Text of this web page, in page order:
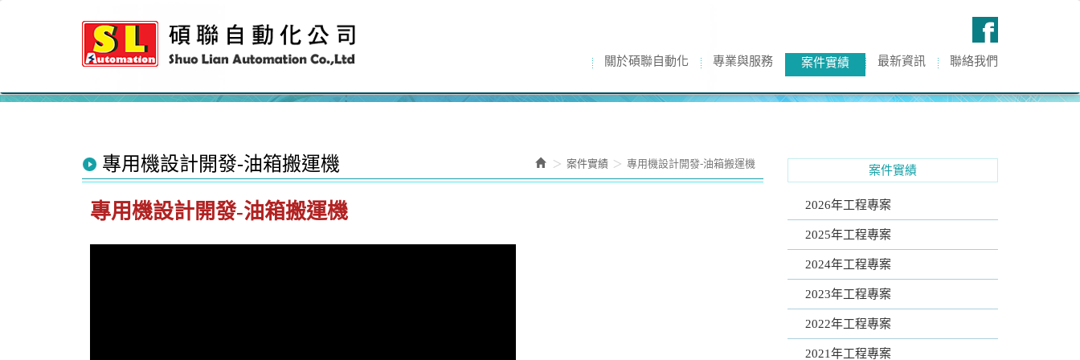
關於碩聯自動化 專業與服務 案件實績 最新資訊 聯絡我們
案件實績 專用機設計開發-油箱搬運機
專用機設計開發-油箱搬運機
專用機設計開發-油箱搬運機
案件實績
2026年工程專案
2025年工程專案
2024年工程專案
2023年工程專案
2022年工程專案
2021年工程專案